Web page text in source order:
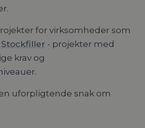
for virksomheder som
Stockfiller - projekter med
krav og
uforpligtende snak om